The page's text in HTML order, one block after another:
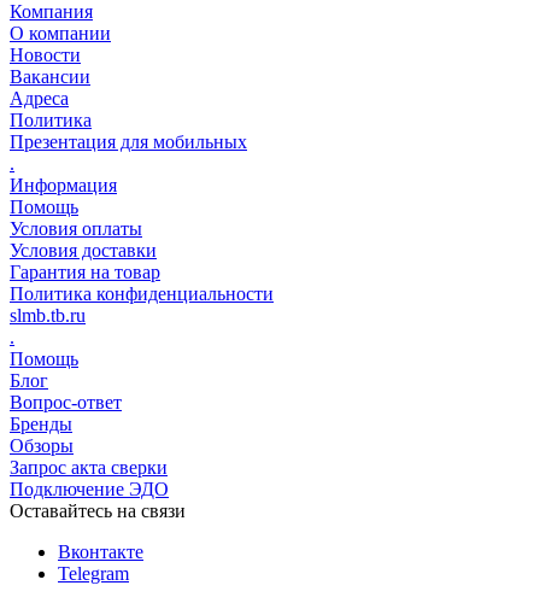
Компания
О компании
Новости
Вакансии
Адреса
Политика
Презентация для мобильных
.
Информация
Помощь
Условия оплаты
Условия доставки
Гарантия на товар
Политика конфиденциальности
slmb.tb.ru
.
Помощь
Блог
Вопрос-ответ
Бренды
Обзоры
Запрос акта сверки
Подключение ЭДО
Оставайтесь на связи
Вконтакте
Telegram